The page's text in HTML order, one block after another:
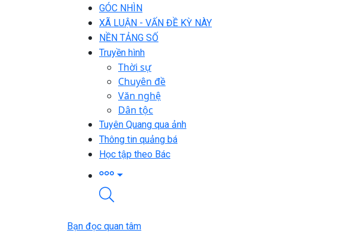
GÓC NHÌN
XÃ LUẬN - VẤN ĐỀ KỲ NÀY
NỀN TẢNG SỐ
Truyền hình
Thời sự
Chuyên đề
Văn nghệ
Dân tộc
Tuyên Quang qua ảnh
Thông tin quảng bá
Học tập theo Bác
Bạn đọc quan tâm